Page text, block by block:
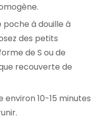
poche à douille à
des petits
de S ou de
recouverte de
environ 10-15 minutes